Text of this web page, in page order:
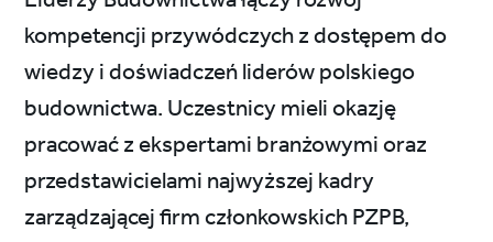
kompetencji przywódczych z dostępem do
wiedzy i doświadczeń liderów polskiego
budownictwa. Uczestnicy mieli okazję
pracować z ekspertami branżowymi oraz
przedstawicielami najwyższej kadry
zarządzającej firm członkowskich PZPB,